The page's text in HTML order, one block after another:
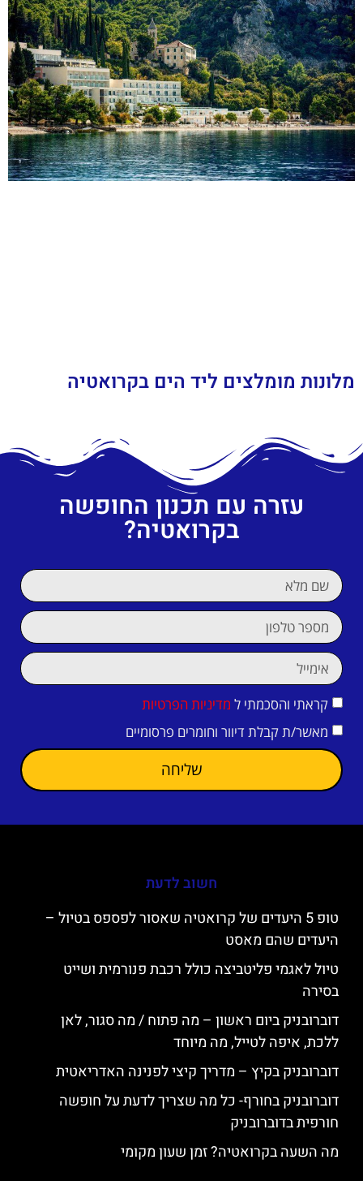
מלונות מומלצים ליד הים בקרואטיה
עזרה עם תכנון החופשה
בקרואטיה?
קראתי והסכמתי ל מדיניות הפרטיות
מאשר/ת קבלת דיוור וחומרים פרסומיים
שליחה
חשוב לדעת
טופ 5 היעדים של קרואטיה שאסור לפספס בטיול –
היעדים שהם מאסט
טיול לאגמי פליטביצה כולל רכבת פנורמית ושייט
בסירה
דוברובניק ביום ראשון – מה פתוח / מה סגור, לאן
ללכת, איפה לטייל, מה מיוחד
דוברובניק בקיץ – מדריך קיצי לפנינה האדריאטית
דוברובניק בחורף- כל מה שצריך לדעת על חופשה
חורפית בדוברובניק
מה השעה בקרואטיה? זמן שעון מקומי